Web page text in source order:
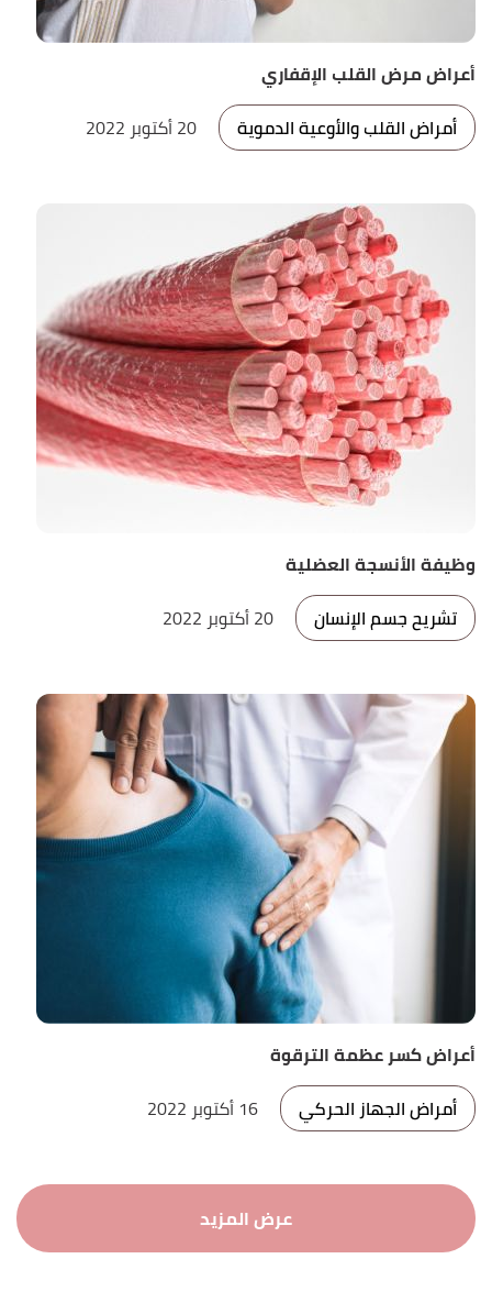
أعراض مرض القلب الإقفاري
أمراض القلب والأوعية الدموية
20 أكتوبر 2022
وظيفة الأنسجة العضلية
تشريح جسم الإنسان
20 أكتوبر 2022
أعراض كسر عظمة الترقوة
أمراض الجهاز الحركي
16 أكتوبر 2022